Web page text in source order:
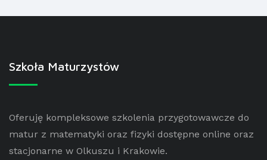
Szkoła Maturzystów
Oferuję kompleksowe szkolenia przygotowawcze do
matur z matematyki oraz fizyki dostępne online oraz
stacjonarne w Olkuszu i Krakowie.